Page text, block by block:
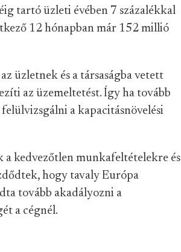
tartó üzleti évében 7 százalékkal
12 hónapban már 152 millió
üzletnek és a társaságba vetett
az üzemeltetést. Így ha tovább
a kapacitásnövelési
kedvezőtlen munkafeltételekre és
hogy tavaly Európa
tovább akadályozni a
a cégnél.